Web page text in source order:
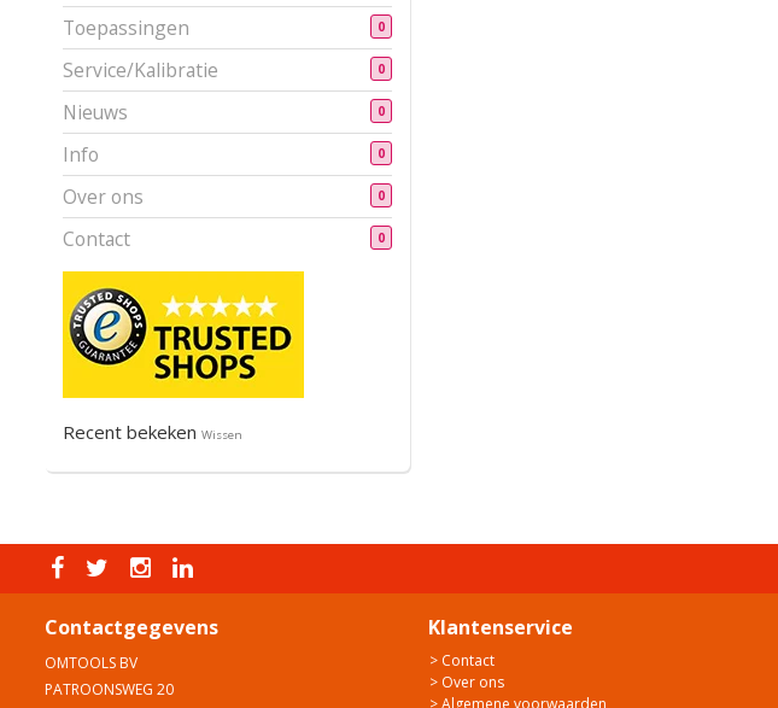
Toepassingen 0
Service/Kalibratie 0
Nieuws 0
Info 0
Over ons 0
Contact 0
Recent bekeken Wissen
Contactgegevens
OMTOOLS BV
PATROONSWEG 20
Klantenservice
> Contact
> Over ons
> Algemene voorwaarden